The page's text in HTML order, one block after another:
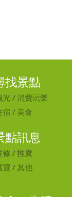
找景點
光 /消費玩樂
宿 / 美食
點訊息
修 /推廣
覽 /其他